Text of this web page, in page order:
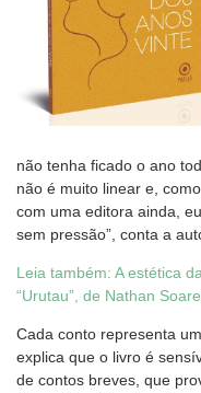
não tenha ficado o ano
não é muito linear e,
com uma editora ainda,
sem pressão”, conta a
Leia também: A estética
“Urutau”, de Nathan
Cada conto representa
explica que o livro é
de contos breves, que